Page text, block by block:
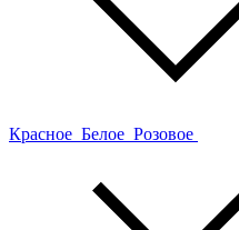
Красное Белое Розовое